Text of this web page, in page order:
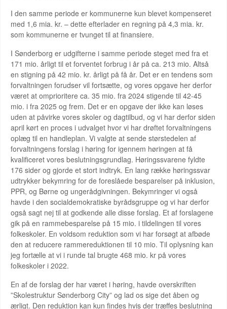
I den samme periode er kommunerne kun blevet kompenseret
med 1,6 mia. kr. – dette efterlader en regning på 4,3 mia. kr.
som kommunerne er tvunget til at finansiere.
I Sønderborg er udgifterne i samme periode steget med fra et
171 mio. årligt til et forventet forbrug i år på ca. 213 mio. Altså
en stigning på 42 mio. kr. årligt på få år. Det er en tendens som
forvaltningen forudser vil fortsætte, og vores opgave her derfor
været at omprioritere ca. 35 mio. fra 2024 stigende til 42-45
mio. i fra 2025 og frem. Det er en opgave der ikke kan løses
uden at påvirke vores skoler og dagtilbud, og vi har derfor siden
april kørt en proces i udvalget hvor vi har drøftet forvaltningens
oplæg til en handleplan. Vi valgte at sende størstedelen af
forvaltningens forslag i høring for igennem høringen at få
kvalificeret vores beslutningsgrundlag. Høringssvarene fyldte
176 sider og gjorde et stort indtryk. En lang række høringssvar
udtrykker bekymring for de foreslåede besparelser på inklusion,
PPR, og Børne og ungerådgivningen. Bekymringer vi også
havde i den socialdemokratiske byrådsgruppe og vi har derfor
også sagt nej til at godkende alle disse forslag. Et af forslagene
gik på en rammebesparelse på 15 mio. i tildelingen til vores
folkeskoler. En voldsom reduktion som vi har forsøgt at afbøde
den at reducere rammereduktionen til 10 mio. Til oplysning kan
jeg fortælle at vi i runde tal brugte 468 mio. kr på vores
folkeskoler i 2022.
En af de forslag der har været i høring, havde overskriften
”Skolestruktur Sønderborg City” og lad os sige det åben og
ærligt. Den reduktion kan kun findes hvis der træffes beslutning